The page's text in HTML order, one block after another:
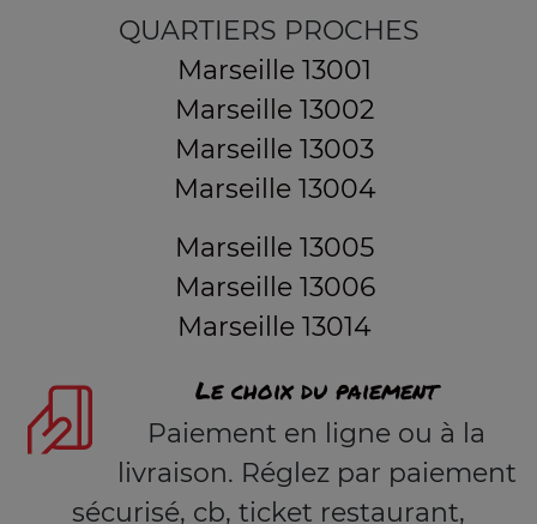
QUARTIERS PROCHES
Marseille 13001
Marseille 13002
Marseille 13003
Marseille 13004
Marseille 13005
Marseille 13006
Marseille 13014
Le choix du paiement
Paiement en ligne ou à la
livraison. Réglez par paiement
sécurisé, cb, ticket restaurant,